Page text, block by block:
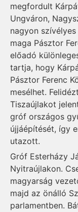
megfordult
Ungváron,
nagyon
maga Pásztor
előadó
tartja, hogy
Pásztor Ferenc
mesélhet.
Tiszaújlakot
gróf országos
újjáépítését, így
utazott.
Gróf Esterházy
Nyitraújlakon.
magyarság
majd az önálló
parlamentben.